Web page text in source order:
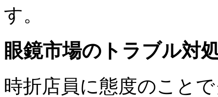
す。
眼鏡市場のトラブル対
時折店員に態度のこと